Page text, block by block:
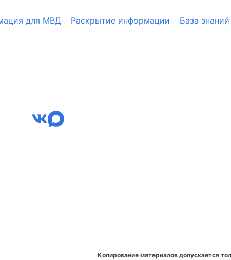
для МВД Раскрытие информации База знаний
Копирование материалов допускается